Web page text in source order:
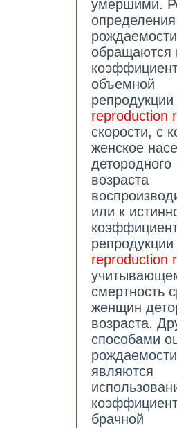
умершими.
определения
рождаемости
обращаются
объемной
репродукции
reproduction
скорости, с
женское
детородного
возраста
или к
репродукции
reproduction
смертность
женщин
возраста.
способами
рождаемости
являются
брачной